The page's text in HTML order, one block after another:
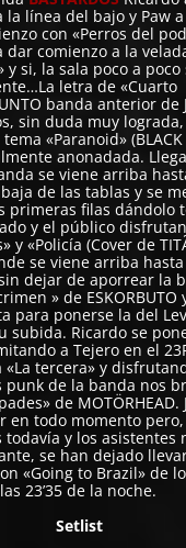
la línea del bajo y Paw
con «Perros del
dar comienzo a la
y si, la sala poco a poco
letra de «Cuarto
banda anterior de
sin duda muy
«Paranoid» (BLACK
anonadada.
se viene arriba
de las tablas y se
primeras filas dándolo
y el público
y «Policía (Cover de
se viene arriba
dejar de aporrear la
» de ESKORBUTO
para ponerse la del
subida. Ricardo se
a Tejero en el
tercera» y
punk de la banda nos
de MOTÖRHEAD.
en todo momento
todavía y los asistentes
se han dejado
«Going to Brazil» de
23’35 de la noche.
Setlist